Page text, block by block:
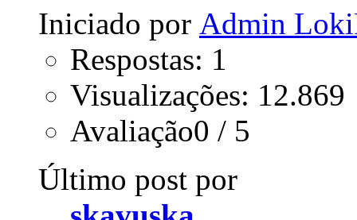
Iniciado por Admin
Respostas: 1
Visualizações: 12.869
Avaliação0 / 5
Último post por